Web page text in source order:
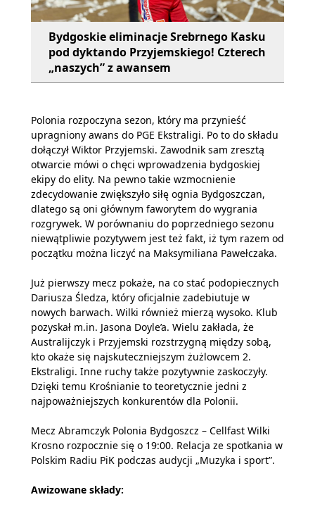
Bydgoskie eliminacje Srebrnego Kasku
pod dyktando Przyjemskiego! Czterech
„naszych” z awansem
Polonia rozpoczyna sezon, który ma przynieść
upragniony awans do PGE Ekstraligi. Po to do składu
dołączył Wiktor Przyjemski. Zawodnik sam zresztą
otwarcie mówi o chęci wprowadzenia bydgoskiej
ekipy do elity. Na pewno takie wzmocnienie
zdecydowanie zwiększyło siłę ognia Bydgoszczan,
dlatego są oni głównym faworytem do wygrania
rozgrywek. W porównaniu do poprzedniego sezonu
niewątpliwie pozytywem jest też fakt, iż tym razem od
początku można liczyć na Maksymiliana Pawełczaka.
Już pierwszy mecz pokaże, na co stać podopiecznych
Dariusza Śledza, który oficjalnie zadebiutuje w
nowych barwach. Wilki również mierzą wysoko. Klub
pozyskał m.in. Jasona Doyle’a. Wielu zakłada, że
Australijczyk i Przyjemski rozstrzygną między sobą,
kto okaże się najskuteczniejszym żużlowcem 2.
Ekstraligi. Inne ruchy także pozytywnie zaskoczyły.
Dzięki temu Krośnianie to teoretycznie jedni z
najpoważniejszych konkurentów dla Polonii.
Mecz Abramczyk Polonia Bydgoszcz – Cellfast Wilki
Krosno rozpocznie się o 19:00. Relacja ze spotkania w
Polskim Radiu PiK podczas audycji „Muzyka i sport”.
Awizowane składy: